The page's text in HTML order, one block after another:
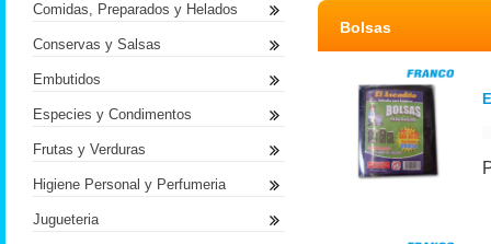
Bolsas
Comidas, Preparados y Helados
Conservas y Salsas
Embutidos
Especies y Condimentos
Frutas y Verduras
Higiene Personal y Perfumeria
Jugueteria